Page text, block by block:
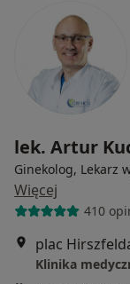
lek. Artur
Ginekolog, Lekarz
Więcej
410
plac
Klinika